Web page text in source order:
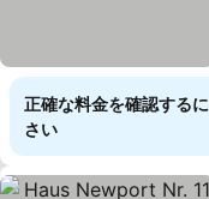
正確な料金を確認する
さい